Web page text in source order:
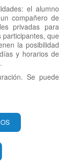
el alumno
compañero de
privadas para
que
la posibilidad
y horarios de
Se puede